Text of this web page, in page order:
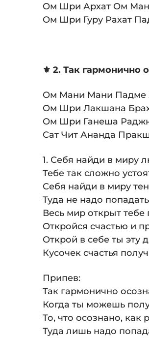
Ом Шри Архат Ом
Ом Шри Гуру Рахат
⚜️ 2. Так гармонично
Ом Мани Мани Падме
Ом Шри Лакшана
Ом Шри Ганеша
Сат Чит Ананда
1. Себя найди в миру
Тебе так сложно
Себя найди в миру
Туда не надо
Весь мир открыт тебе
Откройся счастью и
Открой в себе ты эту
Кусочек счастья
Припев:
Так гармонично
Когда ты можешь
То, что осознано, как
Туда лишь надо